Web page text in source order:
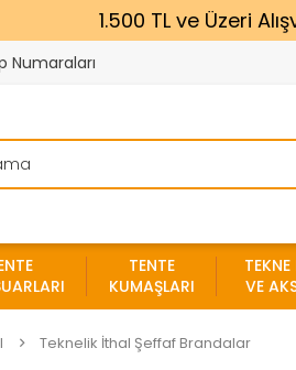
1.500 TL ve Üzeri
Numaraları
TENTE
KUMAŞLARI
VE
Teknelik İthal Şeffaf Brandalar